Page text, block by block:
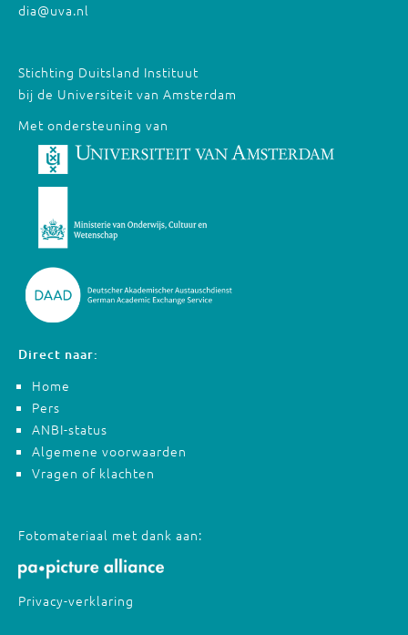
dia@uva.nl
Stichting Duitsland Instituut
bij de Universiteit van Amsterdam
Met ondersteuning van
Direct naar:
Home
Pers
ANBI-status
Algemene voorwaarden
Vragen of klachten
Fotomateriaal met dank aan:
Privacy-verklaring